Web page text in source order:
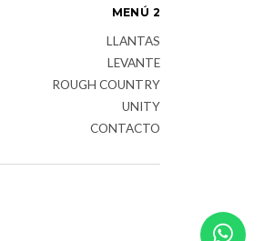
MENÚ 2
LLANTAS
LEVANTE
ROUGH COUNTRY
UNITY
CONTACTO